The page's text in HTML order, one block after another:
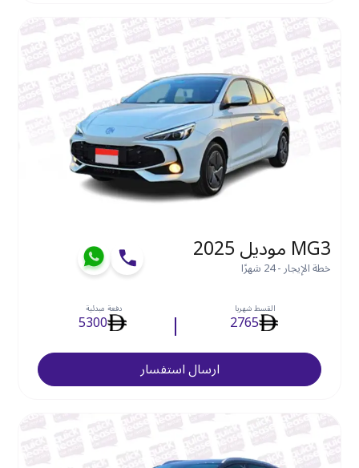
MG3 موديل 2025
خطة الإيجار - 24 شهرًا
القسط شهريا
2765
دفعة مبدئية
5300
ارسال استفسار